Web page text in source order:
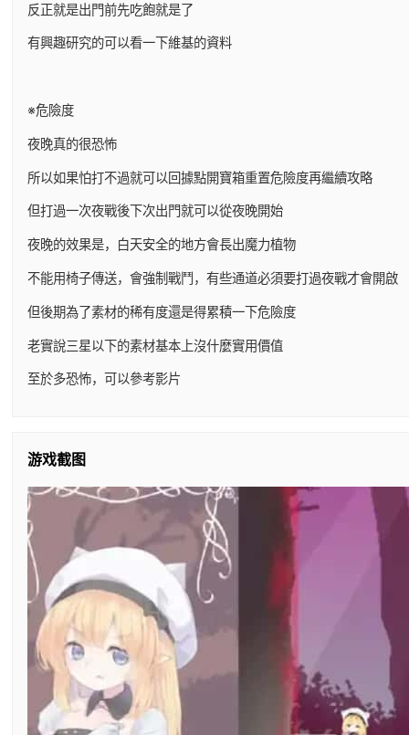
反正就是出門前先吃飽就是了
有興趣研究的可以看一下維基的資料
※危險度
夜晚真的很恐怖
所以如果怕打不過就可以回據點開寶箱重置危險度再繼續攻略
但打過一次夜戰後下次出門就可以從夜晚開始
夜晚的效果是，白天安全的地方會長出魔力植物
不能用椅子傳送，會強制戰鬥，有些通道必須要打過夜戰才會開啟
但後期為了素材的稀有度還是得累積一下危險度
老實說三星以下的素材基本上沒什麼實用價值
至於多恐怖，可以參考影片
游戏截图